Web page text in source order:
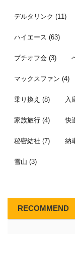
デルタリンク (11)
ハイエース (63)
プチオフ会 (3)
マックスファン (4)
乗り換え (8) 入
家族旅行 (4) 快
秘密結社 (7) 納
雪山 (3)
RECOMMEND